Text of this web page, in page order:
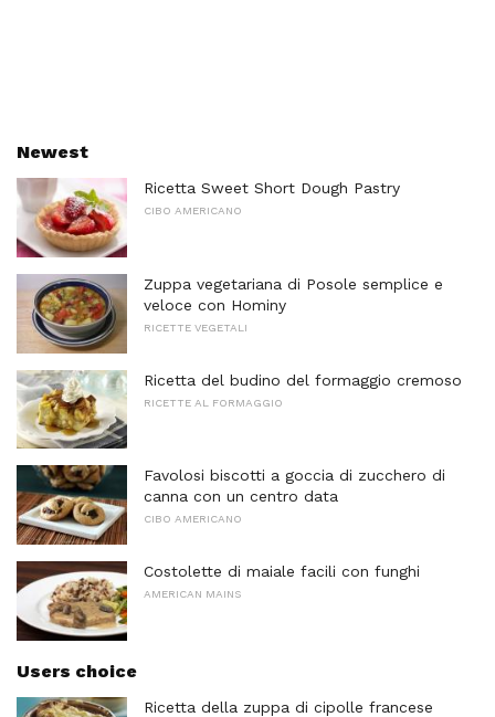
Newest
Ricetta Sweet Short Dough Pastry
CIBO AMERICANO
Zuppa vegetariana di Posole semplice e
veloce con Hominy
RICETTE VEGETALI
Ricetta del budino del formaggio cremoso
RICETTE AL FORMAGGIO
Favolosi biscotti a goccia di zucchero di
canna con un centro data
CIBO AMERICANO
Costolette di maiale facili con funghi
AMERICAN MAINS
Users choice
Ricetta della zuppa di cipolle francese